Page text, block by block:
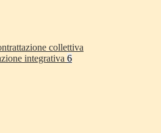
collettiva
integrativa 6